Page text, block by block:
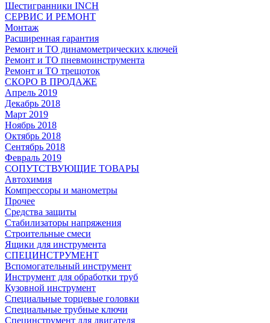
Шестигранники INCH
СЕРВИС И РЕМОНТ
Монтаж
Расширенная гарантия
Ремонт и ТО динамометрических ключей
Ремонт и ТО пневмоинструмента
Ремонт и ТО трещоток
СКОРО В ПРОДАЖЕ
Апрель 2019
Декабрь 2018
Март 2019
Ноябрь 2018
Октябрь 2018
Сентябрь 2018
Февраль 2019
СОПУТСТВУЮЩИЕ ТОВАРЫ
Автохимия
Компрессоры и манометры
Прочее
Средства защиты
Стабилизаторы напряжения
Строительные смеси
Ящики для инструмента
СПЕЦИНСТРУМЕНТ
Вспомогательный инструмент
Инструмент для обработки труб
Кузовной инструмент
Специальные торцевые головки
Специальные трубные ключи
Специнструмент для двигателя